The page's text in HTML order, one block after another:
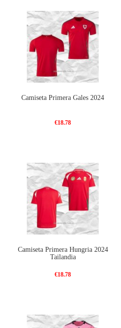
Camiseta Primera Gales 2024
€18.78
Camiseta Primera Hungria 2024
Tailandia
€18.78